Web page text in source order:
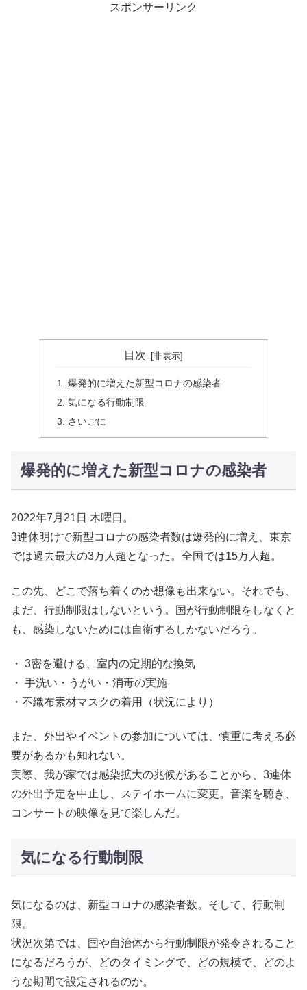
スポンサーリンク
目次
爆発的に増えた新型コロナの感染者
気になる行動制限
さいごに
爆発的に増えた新型コロナの感染者
2022年7月21日 木曜日。
3連休明けで新型コロナの感染者数は爆発的に増え、東京
では過去最大の3万人超となった。全国では15万人超。
この先、どこで落ち着くのか想像も出来ない。それでも、
まだ、行動制限はしないという。国が行動制限をしなくと
も、感染しないためには自衛するしかないだろう。
・ 3密を避ける、室内の定期的な換気
・ 手洗い・うがい・消毒の実施
・不織布素材マスクの着用（状況により）
また、外出やイベントの参加については、慎重に考える必
要があるかも知れない。
実際、我が家では感染拡大の兆候があることから、3連休
の外出予定を中止し、ステイホームに変更。音楽を聴き、
コンサートの映像を見て楽しんだ。
気になる行動制限
気になるのは、新型コロナの感染者数。そして、行動制
限。
状況次第では、国や自治体から行動制限が発令されること
になるだろうが、どのタイミングで、どの規模で、どのよ
うな期間で設定されるのか。